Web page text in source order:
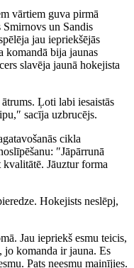
vārtiem guva pirmā
un Sandis
jau iepriekšējās
komandā bija jaunas
slavēja jaunā hokejista
Ļoti labi iesaistās
sacīja uzbrucējs.
cikla
″Jāpārrunā
Jāuztur forma
Hokejists neslēpj,
Jau iepriekš esmu teicis,
jo komanda ir jauna. Es
Pats neesmu mainījies.